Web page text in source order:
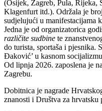
(Osijek, Zagreb, Pula, Rijeka,
Klagenfurt itd.). Održala je
sudjelujući u manifestacijama
Jedna je od organizatorica
različite sudbine te
do turista, sportaša i pjesnika.
Đaković’ u kasnom
Od lipnja 2026. zaposlena je
Zagrebu.
Dobitnica je nagrade
znanosti i Društva za